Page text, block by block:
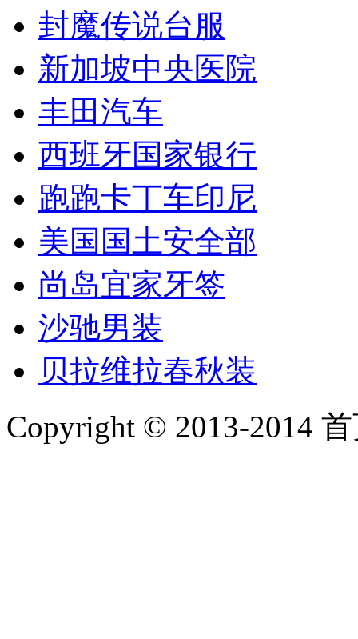
封魔传说台服
新加坡中央医院
丰田汽车
西班牙国家银行
跑跑卡丁车印尼
美国国土安全部
尚岛宜家牙签
沙驰男装
贝拉维拉春秋装
Copyright © 2013-2014